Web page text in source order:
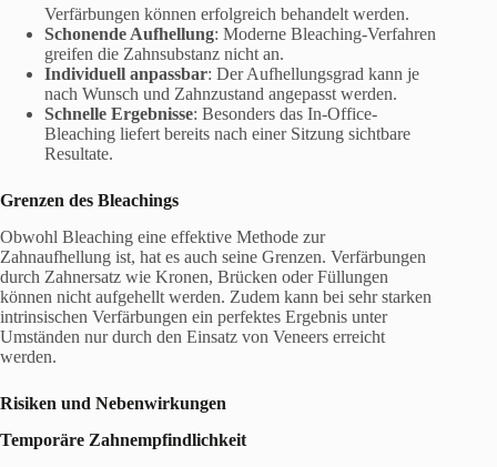
Verfärbungen können erfolgreich behandelt werden.
Schonende Aufhellung: Moderne Bleaching-Verfahren
greifen die Zahnsubstanz nicht an.
Individuell anpassbar: Der Aufhellungsgrad kann je
nach Wunsch und Zahnzustand angepasst werden.
Schnelle Ergebnisse: Besonders das In-Office-
Bleaching liefert bereits nach einer Sitzung sichtbare
Resultate.
Grenzen des Bleachings
Obwohl Bleaching eine effektive Methode zur
Zahnaufhellung ist, hat es auch seine Grenzen. Verfärbungen
durch Zahnersatz wie Kronen, Brücken oder Füllungen
können nicht aufgehellt werden. Zudem kann bei sehr starken
intrinsischen Verfärbungen ein perfektes Ergebnis unter
Umständen nur durch den Einsatz von Veneers erreicht
werden.
Risiken und Nebenwirkungen
Temporäre Zahnempfindlichkeit